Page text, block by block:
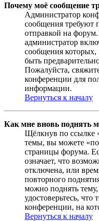
Почему моё сообщение
Администратор
сообщения требуют
отправкой на
администратор
сообщения
быть
Пожалуйста,
конференции для
информации.
Вернуться к началу
Как мне вновь поднять
Щёлкнув по ссылке
темы, вы можете
страницы форума.
означает, что
отключена, или
повторного
можно поднять
удостоверьтесь,
конференции, на
Вернуться к началу